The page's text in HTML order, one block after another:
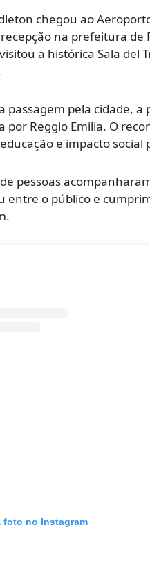
chegou ao
na prefeitura de
a histórica Sala del
passagem pela cidade, a
por Reggio Emilia. O
e impacto
pessoas
entre o público e
foto no Instagram